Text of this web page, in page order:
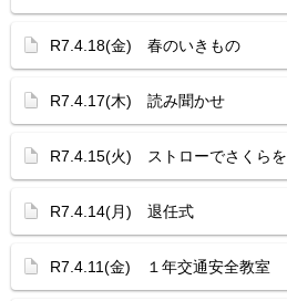
R7.4.18(金) 春のいきもの
R7.4.17(木) 読み聞かせ
R7.4.15(火) ストローでさくらを
R7.4.14(月) 退任式
R7.4.11(金) １年交通安全教室